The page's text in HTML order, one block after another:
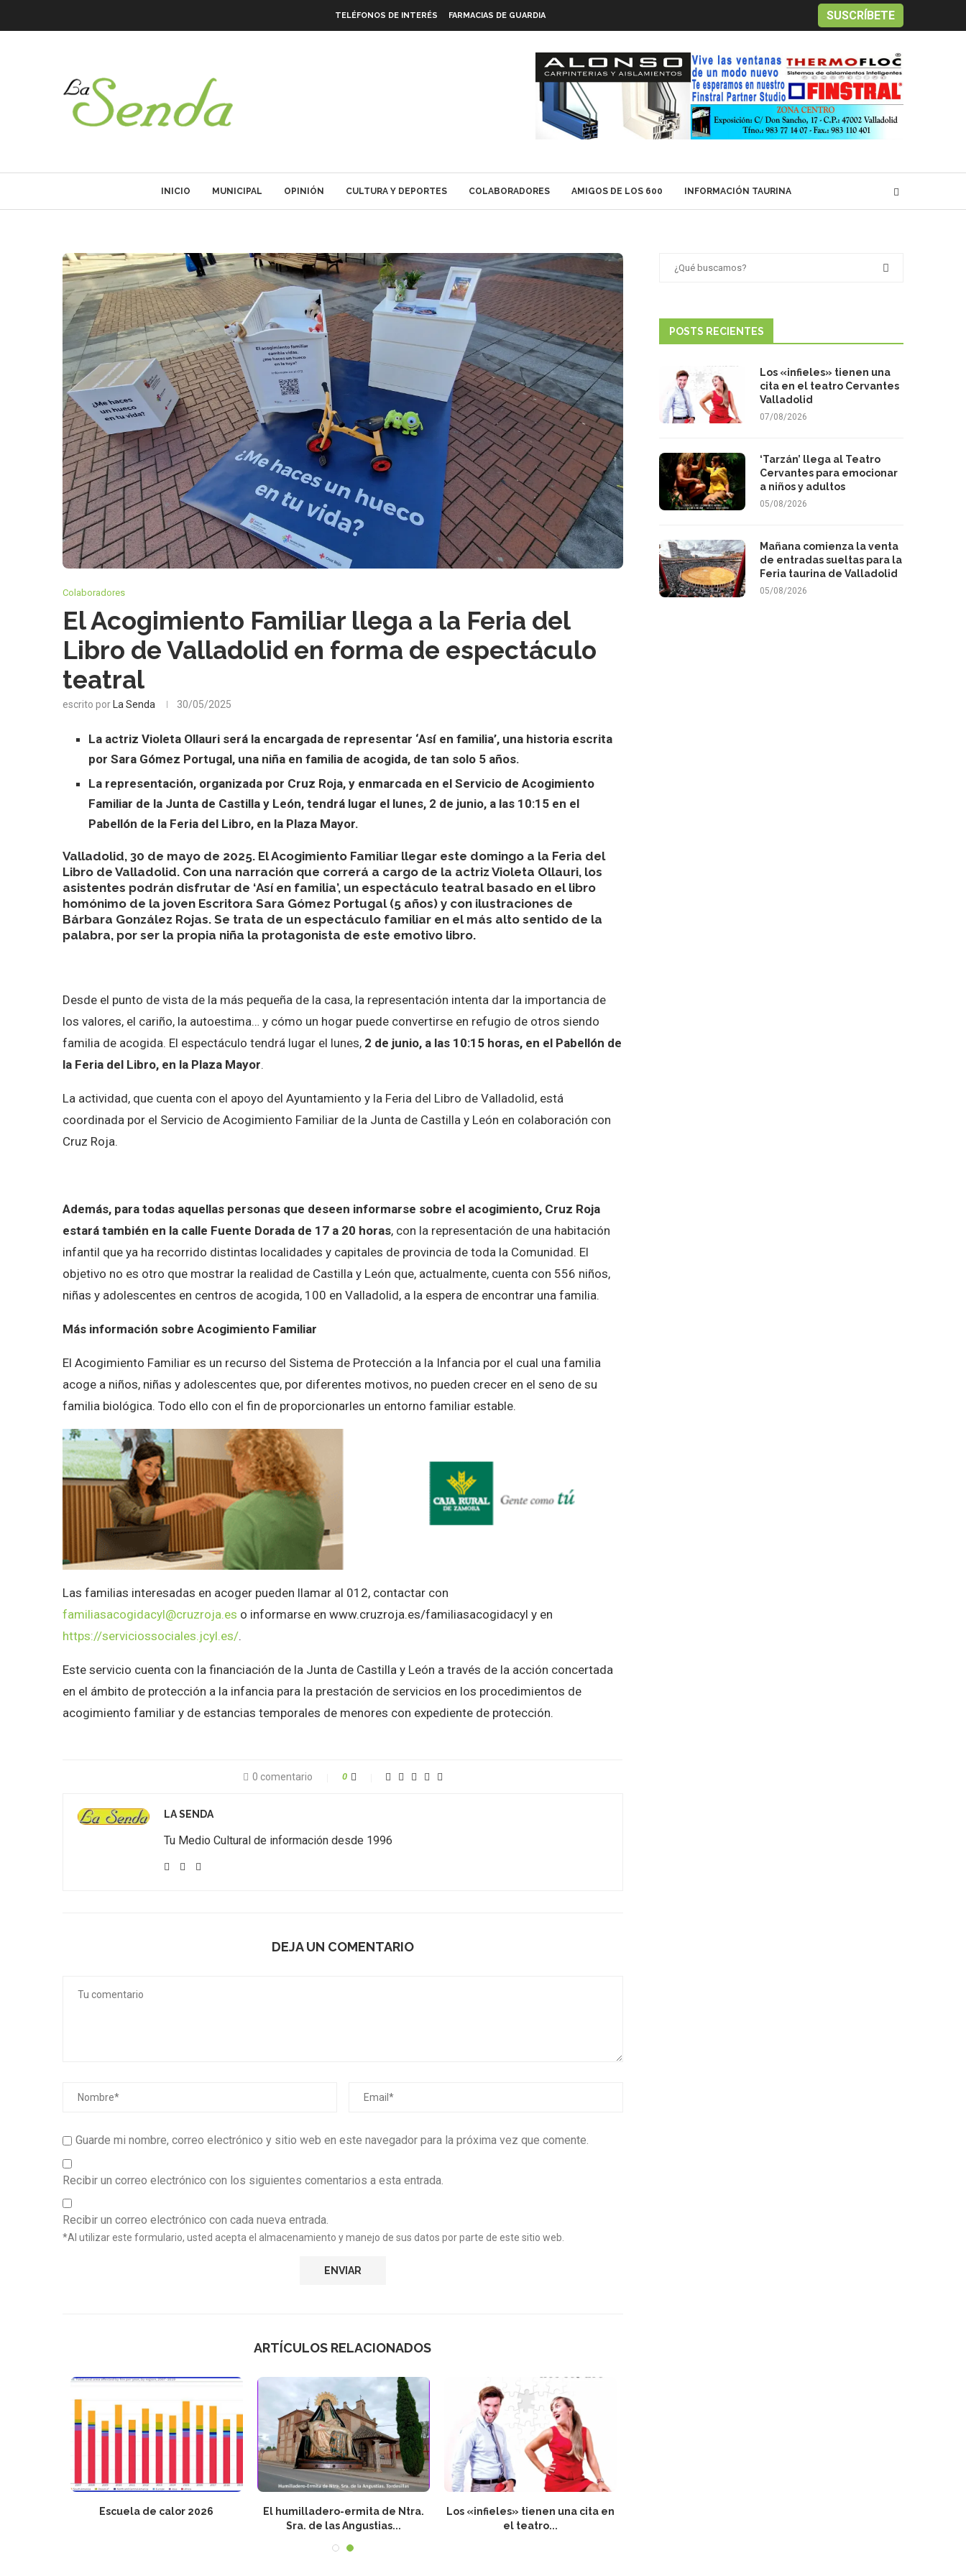
TELÉFONOS DE INTERÉS FARMACIAS DE GUARDIA SUSCRÍBETE
INICIO MUNICIPAL OPINIÓN CULTURA Y DEPORTES COLABORADORES AMIGOS DE LOS 600 INFORMACIÓN TAURINA
Colaboradores
El Acogimiento Familiar llega a la Feria del
Libro de Valladolid en forma de espectáculo
teatral
escrito por La Senda 30/05/2025
La actriz Violeta Ollauri será la encargada de representar ‘Así en familia’, una historia escrita
por Sara Gómez Portugal, una niña en familia de acogida, de tan solo 5 años.
La representación, organizada por Cruz Roja, y enmarcada en el Servicio de Acogimiento
Familiar de la Junta de Castilla y León, tendrá lugar el lunes, 2 de junio, a las 10:15 en el
Pabellón de la Feria del Libro, en la Plaza Mayor.
Valladolid, 30 de mayo de 2025. El Acogimiento Familiar llegar este domingo a la Feria del
Libro de Valladolid. Con una narración que correrá a cargo de la actriz Violeta Ollauri, los
asistentes podrán disfrutar de ‘Así en familia’, un espectáculo teatral basado en el libro
homónimo de la joven Escritora Sara Gómez Portugal (5 años) y con ilustraciones de
Bárbara González Rojas. Se trata de un espectáculo familiar en el más alto sentido de la
palabra, por ser la propia niña la protagonista de este emotivo libro.
Desde el punto de vista de la más pequeña de la casa, la representación intenta dar la importancia de
los valores, el cariño, la autoestima… y cómo un hogar puede convertirse en refugio de otros siendo
familia de acogida. El espectáculo tendrá lugar el lunes, 2 de junio, a las 10:15 horas, en el Pabellón de
la Feria del Libro, en la Plaza Mayor.
La actividad, que cuenta con el apoyo del Ayuntamiento y la Feria del Libro de Valladolid, está
coordinada por el Servicio de Acogimiento Familiar de la Junta de Castilla y León en colaboración con
Cruz Roja.
Además, para todas aquellas personas que deseen informarse sobre el acogimiento, Cruz Roja
estará también en la calle Fuente Dorada de 17 a 20 horas, con la representación de una habitación
infantil que ya ha recorrido distintas localidades y capitales de provincia de toda la Comunidad. El
objetivo no es otro que mostrar la realidad de Castilla y León que, actualmente, cuenta con 556 niños,
niñas y adolescentes en centros de acogida, 100 en Valladolid, a la espera de encontrar una familia.
Más información sobre Acogimiento Familiar
El Acogimiento Familiar es un recurso del Sistema de Protección a la Infancia por el cual una familia
acoge a niños, niñas y adolescentes que, por diferentes motivos, no pueden crecer en el seno de su
familia biológica. Todo ello con el fin de proporcionarles un entorno familiar estable.
Las familias interesadas en acoger pueden llamar al 012, contactar con
familiasacogidacyl@cruzroja.es o informarse en www.cruzroja.es/familiasacogidacyl y en
https://serviciossociales.jcyl.es/.
Este servicio cuenta con la financiación de la Junta de Castilla y León a través de la acción concertada
en el ámbito de protección a la infancia para la prestación de servicios en los procedimientos de
acogimiento familiar y de estancias temporales de menores con expediente de protección.
0 comentario 0
LA SENDA
Tu Medio Cultural de información desde 1996
DEJA UN COMENTARIO
Guarde mi nombre, correo electrónico y sitio web en este navegador para la próxima vez que comente.
Recibir un correo electrónico con los siguientes comentarios a esta entrada.
Recibir un correo electrónico con cada nueva entrada.
*Al utilizar este formulario, usted acepta el almacenamiento y manejo de sus datos por parte de este sitio web.
ARTÍCULOS RELACIONADOS
Escuela de calor 2026
El humilladero-ermita de Ntra.
Sra. de las Angustias...
Los «infieles» tienen una cita en
el teatro...
POSTS RECIENTES
Los «infieles» tienen una
cita en el teatro Cervantes
Valladolid
07/08/2026
‘Tarzán’ llega al Teatro
Cervantes para emocionar
a niños y adultos
05/08/2026
Mañana comienza la venta
de entradas sueltas para la
Feria taurina de Valladolid
05/08/2026